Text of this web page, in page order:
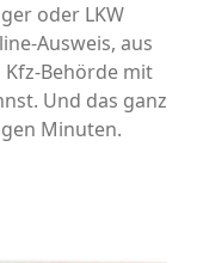
oder LKW
Ausweis, aus
Behörde mit
Und das ganz
Minuten.